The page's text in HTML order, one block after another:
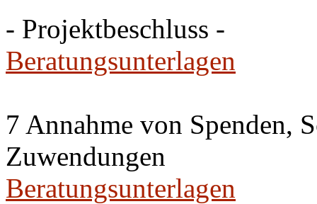
- Projektbeschluss -
Beratungsunterlagen
7 Annahme von Spenden,
Zuwendungen
Beratungsunterlagen